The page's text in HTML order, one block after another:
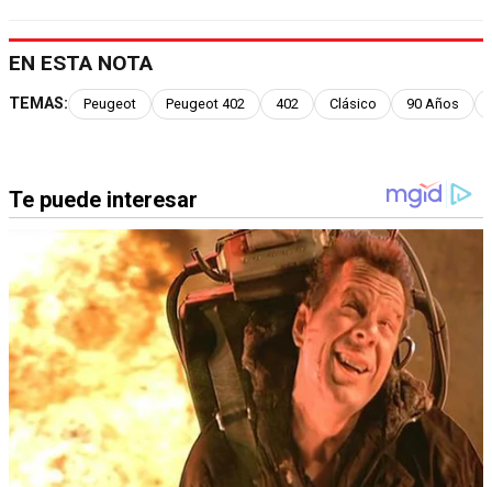
EN ESTA NOTA
TEMAS: Peugeot Peugeot 402 402 Clásico 90 Años